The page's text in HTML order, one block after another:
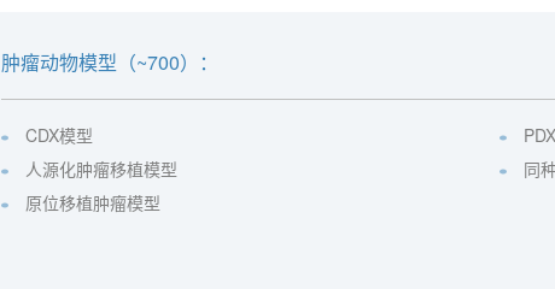
肿瘤动物模型（~700）：
CDX模型
人源化肿瘤移植模型
同
原位移植肿瘤模型